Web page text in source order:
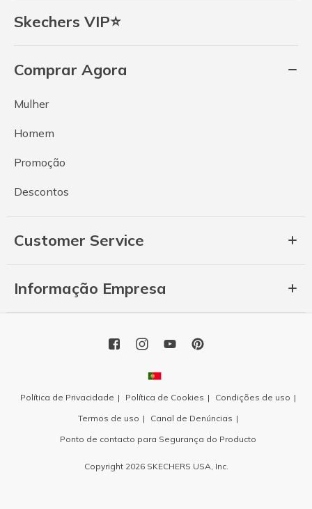
Skechers VIP⭐
Comprar Agora
Mulher
Homem
Promoção
Descontos
Customer Service
Informação Empresa
Política de Privacidade Política de Cookies
Condições de uso
Termos de uso
Canal de Denúncias
Ponto de contacto para Segurança do Producto
Copyright 2026 SKECHERS USA, Inc.